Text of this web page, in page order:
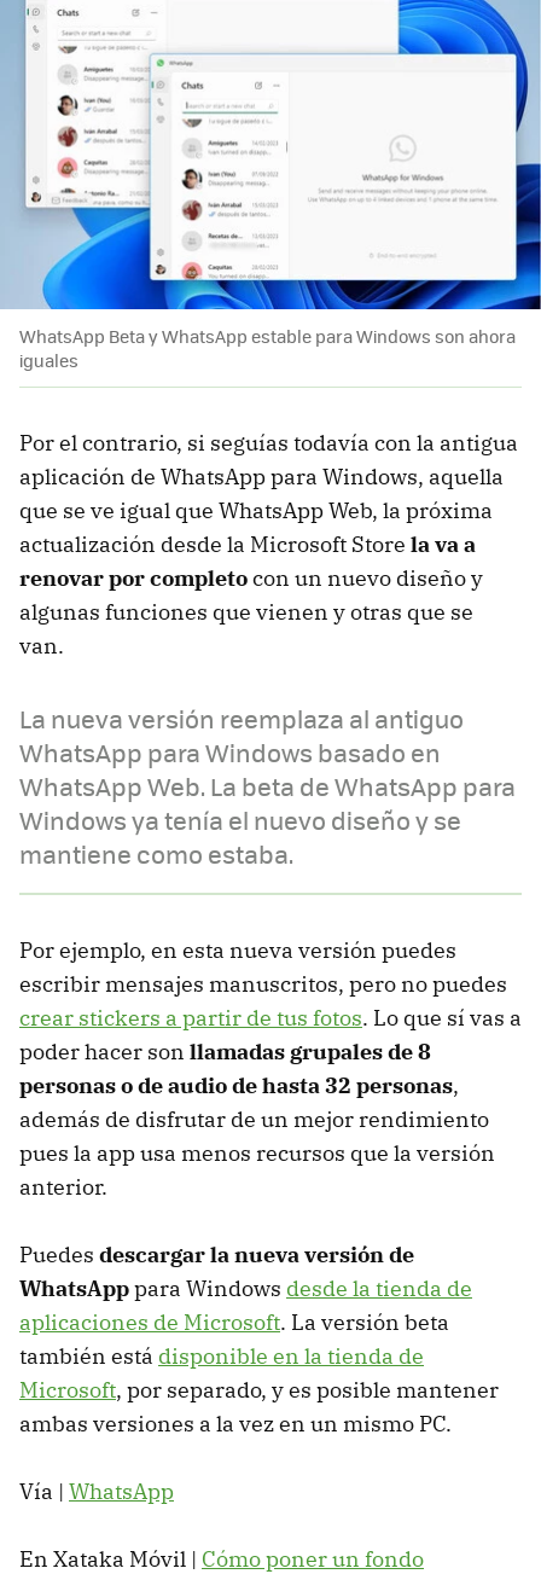
WhatsApp Beta y WhatsApp estable para Windows son ahora
iguales
Por el contrario, si seguías todavía con la antigua
aplicación de WhatsApp para Windows, aquella
que se ve igual que WhatsApp Web, la próxima
actualización desde la Microsoft Store la va a
renovar por completocon un nuevo diseño y
algunas funciones que vienen y otras que se
van.
La nueva versión reemplaza al antiguo
WhatsApp para Windows basado en
WhatsApp Web. La beta de WhatsApp para
Windows ya tenía el nuevo diseño y se
mantiene como estaba.
Por ejemplo, en esta nueva versión puedes
escribir mensajes manuscritos, pero no puedes
crear stickers a partir de tus fotos. Lo que sí vas a
poder hacer son llamadas grupales de 8
personas o de audio de hasta 32 personas,
además de disfrutar de un mejor rendimiento
pues la app usa menos recursos que la versión
anterior.
Puedes descargar la nueva versión de
WhatsApppara Windows desde la tienda de
aplicaciones de Microsoft. La versión beta
también está disponible en la tienda de
Microsoft, por separado, y es posible mantener
ambas versiones a la vez en un mismo PC.
Vía | WhatsApp
En Xataka Móvil | Cómo poner un fondo